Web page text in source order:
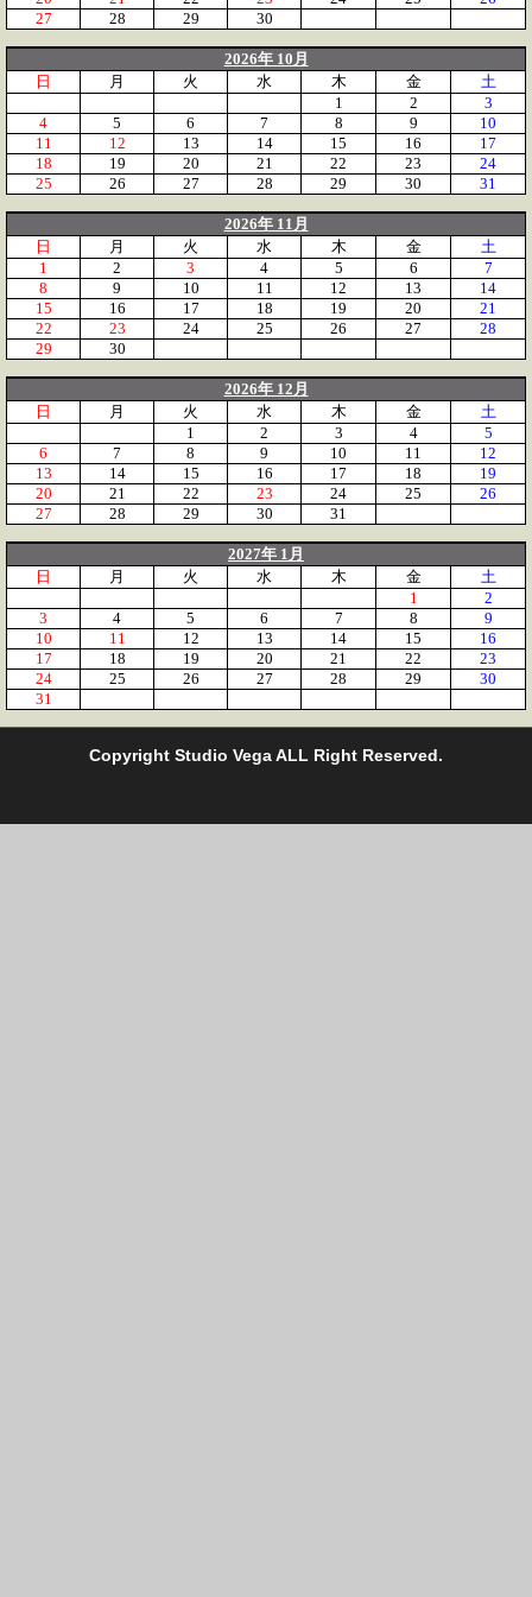
27
28 29 30
2026年 10月
日
月 火 水 木 金
土
1
2
3
4
5 6 7 8 9
10
11
12 13 14 15 16
17
18
19 20 21 22 23
24
25
26 27 28 29 30 31
2026年 11月
日
月 火 水 木 金
土
1
2 3 4 5 6
7
8
9 10 11 12 13
14
15
16 17 18 19 20
21
22
23 24 25 26 27
28
29
30
2026年 12月
日
月 火 水 木 金
土
1
2 3 4
5
6
7 8 9 10 11
12
13
14 15 16 17 18
19
20
21 22 23 24 25
26
27
28 29 30 31
2027年 1月
日
月 火 水 木 金
土
1
2
3
4 5 6 7 8
9
10
11 12 13 14 15
16
17
18 19 20 21 22
23
24
25 26 27 28 29
30
31
Copyright Studio Vega ALL Right Reserved.